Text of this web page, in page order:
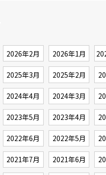
2026年2月 2026年1月
2025年3月 2025年2月
2024年4月 2024年3月
2023年5月 2023年4月
2022年6月 2022年5月
2021年7月 2021年6月